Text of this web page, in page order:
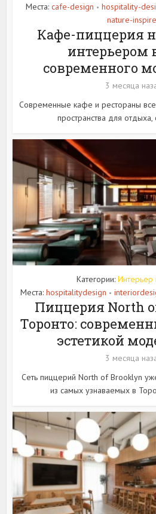
Места: cafe-design • hospitality-
nature-
Кафе-пиццерия
интерьером
современного
3 месяца
Современные кафе и рестораны
пространства для отдыха,
Категории: Интерьер
Места: hospitalitydesign •
Пиццерия North
Торонто:
эстетикой
3 месяца
Сеть пиццерий North of Brooklyn
из самых узнаваемых в